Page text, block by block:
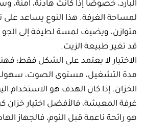
الاختيار لا يعتمد على الشكل فقط؛
مدة التشغيل، مستوى الصوت،
هو رائحة ناعمة قبل النوم،
الحجم سيكون أكثر راحة.
الفواحة ليست مجرد أداة للديكور،
إحساسك اليومي داخل البيت. عندما
وغير مزعجة، يصبح المكان أكثر